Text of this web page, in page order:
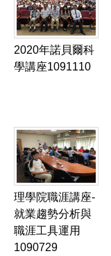
2020年諾貝爾科
學講座1091110
理學院職涯講座-
就業趨勢分析與
職涯工具運用
1090729